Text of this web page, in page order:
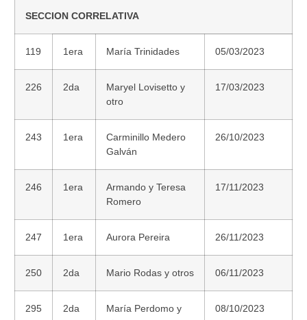
SECCION CORRELATIVA
119 1era María Trinidades 05/03/2023
226 2da
Maryel Lovisetto y
otro
17/03/2023
243 1era
Carminillo Medero
Galván
26/10/2023
246 1era
Armando y Teresa
Romero
17/11/2023
247 1era Aurora Pereira 26/11/2023
250 2da Mario Rodas y otros 06/11/2023
295 2da
María Perdomo y
08/10/2023